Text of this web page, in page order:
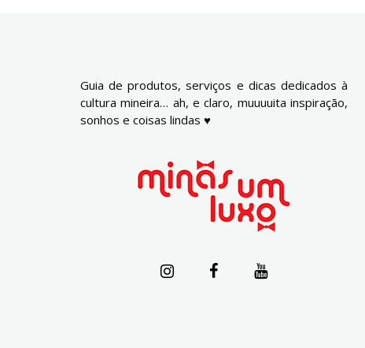
Guia de produtos, serviços e dicas dedicados à
cultura mineira… ah, e claro, muuuuita inspiração,
sonhos e coisas lindas ♥